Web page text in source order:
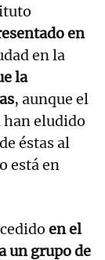
en
en la
la
, aunque el
han eludido
éstas al
está en
en el
un grupo de